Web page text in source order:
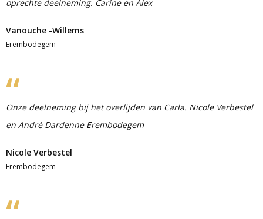
oprechte deelneming. Carine en Alex
Vanouche -Willems
Erembodegem
Onze deelneming bij het overlijden van Carla. Nicole Verbestel
en André Dardenne Erembodegem
Nicole Verbestel
Erembodegem